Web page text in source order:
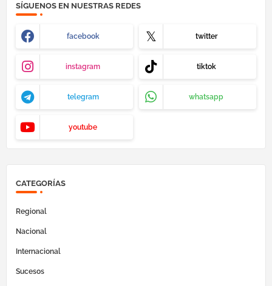
SÍGUENOS EN NUESTRAS REDES
facebook twitter
instagram tiktok
telegram whatsapp
youtube
CATEGORÍAS
Regional
Nacional
Internacional
Sucesos